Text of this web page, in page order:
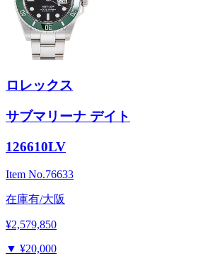
ロレックス
サブマリーナ デイト
126610LV
Item No.76633
在庫有/大阪
¥2,579,850
▼ ¥20,000